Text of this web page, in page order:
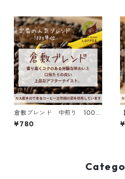
倉敷ブレンド 中煎り 100g
単位
¥780